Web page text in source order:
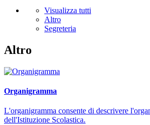
Visualizza tutti
Altro
Segreteria
Altro
Organigramma
L'organigramma consente di descrivere
dell'Istituzione Scolastica.